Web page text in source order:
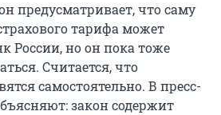
предусматривает, что саму
тарифа может
России, но он пока тоже
Считается, что
самостоятельно. В пресс-
закон содержит